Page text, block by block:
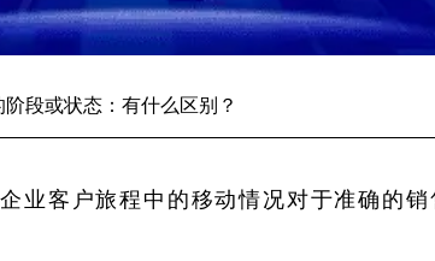
段或状态：有什么区别？
业客户旅程中的移动情况对于准确的销